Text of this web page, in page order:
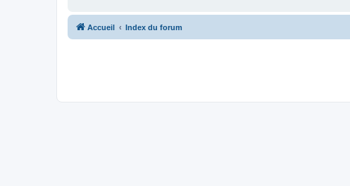
Accueil Index du forum